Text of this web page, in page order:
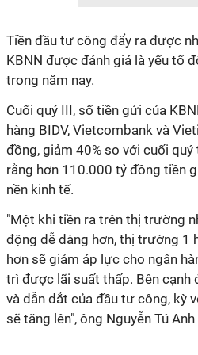
Tiền đầu tư công đẩy ra được
KBNN được đánh giá là yếu tố
trong năm nay.
Cuối quý III, số tiền gửi của
hàng BIDV, Vietcombank và
đồng, giảm 40% so với cuối
rằng hơn 110.000 tỷ đồng tiền
nền kinh tế.
"Một khi tiền ra trên thị trường
động dễ dàng hơn, thị trường 1
hơn sẽ giảm áp lực cho ngân
trì được lãi suất thấp. Bên cạnh
và dẫn dắt của đầu tư công, kỳ
sẽ tăng lên", ông Nguyễn Tú